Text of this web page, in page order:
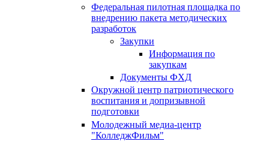
Федеральная пилотная площадка по
внедрению пакета методических
разработок
Закупки
Информация по
закупкам
Документы ФХД
Окружной центр патриотического
воспитания и допризывной
подготовки
Молодежный медиа-центр
"КолледжФильм"